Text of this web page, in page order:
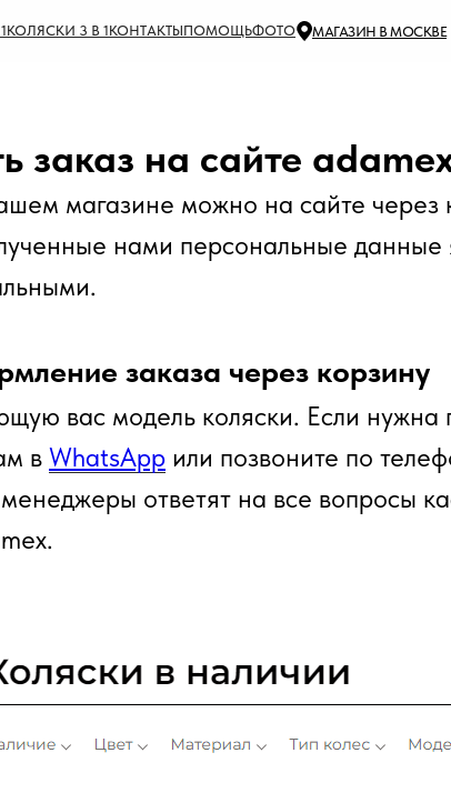
КОЛЯСКИ 3 В 1КОНТАКТЫПОМОЩЬФОТО МАГАЗИН В МОСКВЕ
заказ на сайте
магазине можно на сайте через
нами персональные данные
заказа через корзину
вас модель коляски. Если нужна
в WhatsApp или позвоните по
ответят на все вопросы